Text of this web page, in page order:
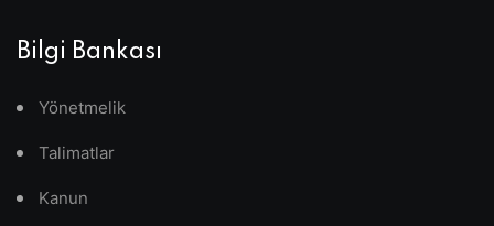
Bilgi Bankası
Yönetmelik
Talimatlar
Kanun